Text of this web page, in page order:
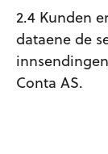
2.4 Kunden
dataene de
Conta AS.